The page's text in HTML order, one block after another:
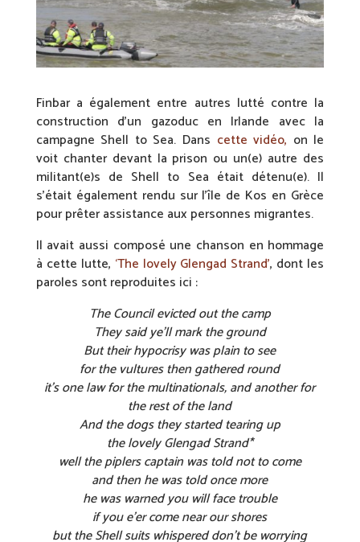
Finbar a également entre autres lutté contre la
construction d’un gazoduc en Irlande avec la
campagne Shell to Sea. Dans cette vidéo, on le
voit chanter devant la prison ou un(e) autre des
militant(e)s de Shell to Sea était détenu(e). Il
s’était également rendu sur l’île de Kos en Grèce
pour prêter assistance aux personnes migrantes.
Il avait aussi composé une chanson en hommage
à cette lutte, ‘The lovely Glengad Strand’, dont les
paroles sont reproduites ici :
The Council evicted out the camp
They said ye’ll mark the ground
But their hypocrisy was plain to see
for the vultures then gathered round
it’s one law for the multinationals, and another for
the rest of the land
And the dogs they started tearing up
the lovely Glengad Strand*
well the piplers captain was told not to come
and then he was told once more
he was warned you will face trouble
if you e’er come near our shores
but the Shell suits whispered don’t be worrying